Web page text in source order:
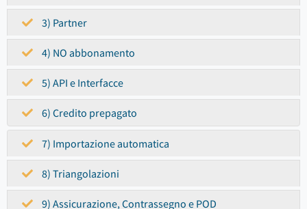
3) Partner
4) NO abbonamento
5) API e Interfacce
6) Credito prepagato
7) Importazione automatica
8) Triangolazioni
9) Assicurazione, Contrassegno e POD